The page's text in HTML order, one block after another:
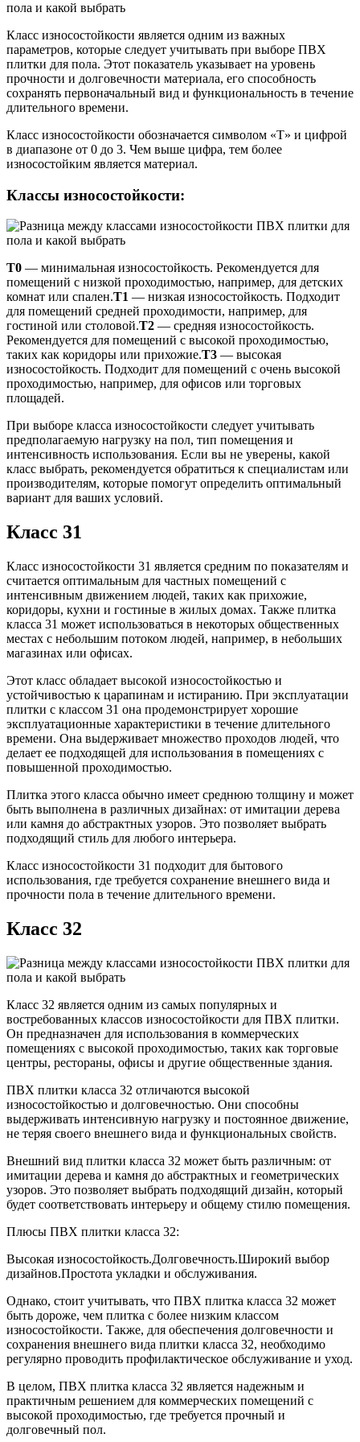
Класс износостойкости является одним из важных
параметров, которые следует учитывать при выборе ПВХ
плитки для пола. Этот показатель указывает на уровень
прочности и долговечности материала, его способность
сохранять первоначальный вид и функциональность в течение
длительного времени.
Класс износостойкости обозначается символом «T» и цифрой
в диапазоне от 0 до 3. Чем выше цифра, тем более
износостойким является материал.
Классы износостойкости:
T0 — минимальная износостойкость. Рекомендуется для
помещений с низкой проходимостью, например, для детских
комнат или спален.T1 — низкая износостойкость. Подходит
для помещений средней проходимости, например, для
гостиной или столовой.T2 — средняя износостойкость.
Рекомендуется для помещений с высокой проходимостью,
таких как коридоры или прихожие.T3 — высокая
износостойкость. Подходит для помещений с очень высокой
проходимостью, например, для офисов или торговых
площадей.
При выборе класса износостойкости следует учитывать
предполагаемую нагрузку на пол, тип помещения и
интенсивность использования. Если вы не уверены, какой
класс выбрать, рекомендуется обратиться к специалистам или
производителям, которые помогут определить оптимальный
вариант для ваших условий.
Класс 31
Класс износостойкости 31 является средним по показателям и
считается оптимальным для частных помещений с
интенсивным движением людей, таких как прихожие,
коридоры, кухни и гостиные в жилых домах. Также плитка
класса 31 может использоваться в некоторых общественных
местах с небольшим потоком людей, например, в небольших
магазинах или офисах.
Этот класс обладает высокой износостойкостью и
устойчивостью к царапинам и истиранию. При эксплуатации
плитки с классом 31 она продемонстрирует хорошие
эксплуатационные характеристики в течение длительного
времени. Она выдерживает множество проходов людей, что
делает ее подходящей для использования в помещениях с
повышенной проходимостью.
Плитка этого класса обычно имеет среднюю толщину и может
быть выполнена в различных дизайнах: от имитации дерева
или камня до абстрактных узоров. Это позволяет выбрать
подходящий стиль для любого интерьера.
Класс износостойкости 31 подходит для бытового
использования, где требуется сохранение внешнего вида и
прочности пола в течение длительного времени.
Класс 32
Класс 32 является одним из самых популярных и
востребованных классов износостойкости для ПВХ плитки.
Он предназначен для использования в коммерческих
помещениях с высокой проходимостью, таких как торговые
центры, рестораны, офисы и другие общественные здания.
ПВХ плитки класса 32 отличаются высокой
износостойкостью и долговечностью. Они способны
выдерживать интенсивную нагрузку и постоянное движение,
не теряя своего внешнего вида и функциональных свойств.
Внешний вид плитки класса 32 может быть различным: от
имитации дерева и камня до абстрактных и геометрических
узоров. Это позволяет выбрать подходящий дизайн, который
будет соответствовать интерьеру и общему стилю помещения.
Плюсы ПВХ плитки класса 32:
Высокая износостойкость.Долговечность.Широкий выбор
дизайнов.Простота укладки и обслуживания.
Однако, стоит учитывать, что ПВХ плитка класса 32 может
быть дороже, чем плитка с более низким классом
износостойкости. Также, для обеспечения долговечности и
сохранения внешнего вида плитки класса 32, необходимо
регулярно проводить профилактическое обслуживание и уход.
В целом, ПВХ плитка класса 32 является надежным и
практичным решением для коммерческих помещений с
высокой проходимостью, где требуется прочный и
долговечный пол.